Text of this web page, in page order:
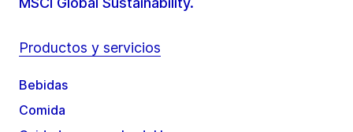
Productos y servicios
Bebidas
Comida